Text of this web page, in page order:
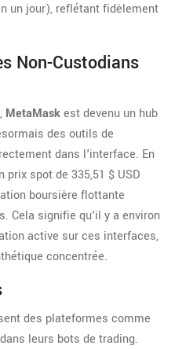
un jour), reflétant fidèlement
Non-Custodians
MetaMaskest devenu un hub
des outils de
dans l'interface. En
spot de 335,51 $ USD
boursière flottante
Cela signifie qu'il y a environ
active sur ces interfaces,
concentrée.
des plateformes comme
leurs bots de trading.